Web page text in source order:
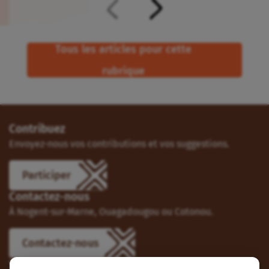
Tous les articles pour cette
rubrique
Contribuez
Envoyez-nous vos contributions et vos suggestions.
Participer
Contactez-nous
À Nogent-sur-Marne, Ouagadougou ou Cotonou.
Contactez-nous
Suivez-nous